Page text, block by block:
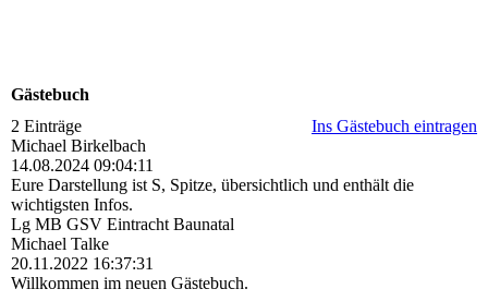
Gästebuch
2 Einträge
Ins Gästebuch eintragen
Michael Birkelbach
14.08.2024 09:04:11
Eure Darstellung ist S, Spitze, übersichtlich und enthält die
wichtigsten Infos.
Lg MB GSV Eintracht Baunatal
Michael Talke
20.11.2022 16:37:31
Willkommen im neuen Gästebuch.